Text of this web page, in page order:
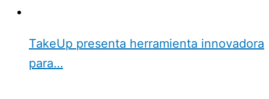
TakeUp presenta herramienta innovadora
para…